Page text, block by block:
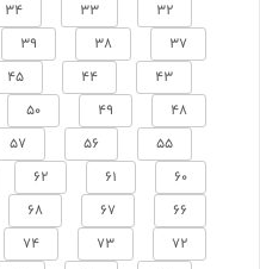
32
33
34
37
38
39
43
44
45
48
49
50
55
56
57
60
61
62
66
67
68
72
73
74